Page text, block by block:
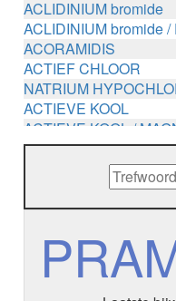
ACLIDINIUM bromide
ACLIDINIUM bromide
ACORAMIDIS
ACTIEF CHLOOR
NATRIUM
ACTIEVE KOOL
ACTIEVE KOOL /
METHENAMINE
ADALIMUMAB
ADAPALEEN
ADAPALEEN /
ADENOSINE
AESCINE